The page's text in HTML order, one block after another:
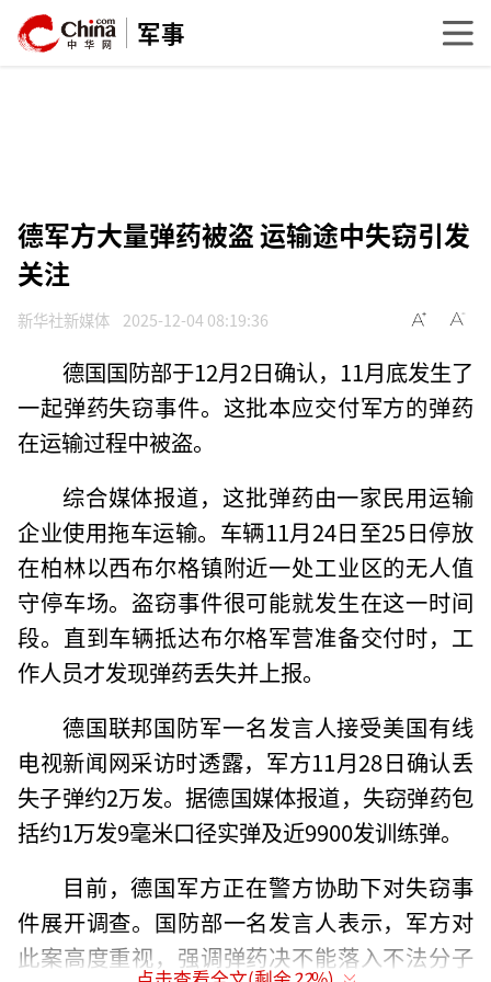
军事
德军方大量弹药被盗 运输途中失窃引发
关注
新华社新媒体 2025-12-04 08:19:36
德国国防部于12月2日确认，11月底发生了
一起弹药失窃事件。这批本应交付军方的弹药
在运输过程中被盗。
综合媒体报道，这批弹药由一家民用运输
企业使用拖车运输。车辆11月24日至25日停放
在柏林以西布尔格镇附近一处工业区的无人值
守停车场。盗窃事件很可能就发生在这一时间
段。直到车辆抵达布尔格军营准备交付时，工
作人员才发现弹药丢失并上报。
德国联邦国防军一名发言人接受美国有线
电视新闻网采访时透露，军方11月28日确认丢
失子弹约2万发。据德国媒体报道，失窃弹药包
括约1万发9毫米口径实弹及近9900发训练弹。
目前，德国军方正在警方协助下对失窃事
件展开调查。国防部一名发言人表示，军方对
此案高度重视，强调弹药决不能落入不法分子